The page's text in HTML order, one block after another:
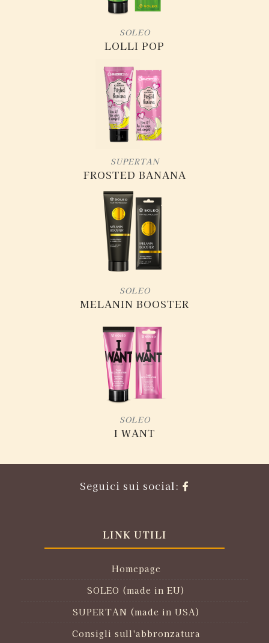
SOLEO
LOLLI POP
SUPERTAN
FROSTED BANANA
SOLEO
MELANIN BOOSTER
SOLEO
I WANT
Seguici sui social:
LINK UTILI
Homepage
SOLEO (made in EU)
SUPERTAN (made in USA)
Consigli sull'abbronzatura